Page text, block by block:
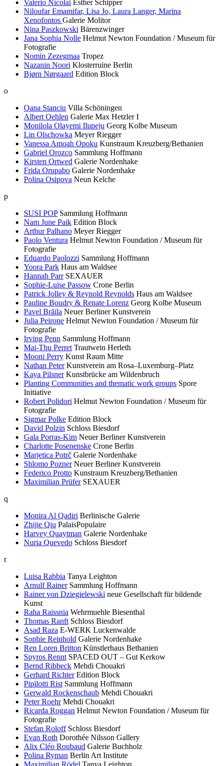
Valerio Nicolai Esther Schipper
Niloufar Emamifar, Lisa Jo, Laura Langer, Marina
Xenofontos Galerie Molitor
Nina Paszkowski Bärenzwinger
Jana Sophia Nolle Helmut Newton Foundation / Museum für
Fotografie
Nomin Zezegmaa Tropez
Nazanin Noori Klosterruine Berlin
Bjørn Nørgaard Edition Block
o
Oana Stanciu Villa Schöningen
Albert Oehlen Galerie Max Hetzler I
Monilola Olayemi Ilupeju Georg Kolbe Museum
Lin Olschowka Meyer Riegger
Vanessa Amoah Opoku Kunstraum Kreuzberg/Bethanien
Gabriel Orozco Sammlung Hoffmann
Kirsten Ortwed Galerie Nordenhake
Frida Orupabo Galerie Nordenhake
Polina Osipova Neun Kelche
p
SUSI POP Sammlung Hoffmann
Nam June Paik Edition Block
Arthur Palhano Meyer Riegger
Paolo Ventura Helmut Newton Foundation / Museum für
Fotografie
Eduardo Paolozzi Sammlung Hoffmann
Yoora Park Haus am Waldsee
Hannah Parr SEXAUER
Sophie-Luise Passow Crone Berlin
Patrick Jolley & Reynold Reynolds Haus am Waldsee
Pauline Boudry & Renate Lorenz Georg Kolbe Museum
Pavel Brăila Neuer Berliner Kunstverein
Julia Peirone Helmut Newton Foundation / Museum für
Fotografie
Irving Penn Sammlung Hoffmann
Mai-Thu Perret Trautwein Herleth
Mooni Perry Kunst Raum Mitte
Nathan Peter Kunstverein am Rosa–Luxemburg–Platz
Kaya Pilsner Kunstbrücke am Wildenbruch
Planting Communities and thematic work groups Spore
Initiative
Robert Polidori Helmut Newton Foundation / Museum für
Fotografie
Sigmar Polke Edition Block
David Polzin Schloss Biesdorf
Gala Porras-Kim Neuer Berliner Kunstverein
Charlotte Posenenske Crone Berlin
Marjetica Potrč Galerie Nordenhake
Shlomo Pozner Neuer Berliner Kunstverein
Federico Protto Kunstraum Kreuzberg/Bethanien
Maximilian Prüfer SEXAUER
q
Monira Al Qadiri Berlinische Galerie
Zhijie Qiu PalaisPopulaire
Harvey Quaytman Galerie Nordenhake
Nuria Quevedo Schloss Biesdorf
r
Luisa Rabbia Tanya Leighton
Arnulf Rainer Sammlung Hoffmann
Rainer von Dziegielewski neue Gesellschaft für bildende
Kunst
Raha Raissnia Wehrmuehle Biesenthal
Thomas Ranft Schloss Biesdorf
Asad Raza E-WERK Luckenwalde
Sophie Reinhold Galerie Nordenhake
Ren Loren Britton Künstlerhaus Bethanien
Spyros Rennt SPACED OUT – Gut Kerkow
Bernd Ribbeck Mehdi Chouakri
Gerhard Richter Edition Block
Pipilotti Rist Sammlung Hoffmann
Gerwald Rockenschaub Mehdi Chouakri
Peter Roehr Mehdi Chouakri
Ricarda Roggan Helmut Newton Foundation / Museum für
Fotografie
Stefan Roloff Schloss Biesdorf
Evan Roth Dorothée Nilsson Gallery
Alix Cléo Roubaud Galerie Buchholz
Polina Ryman Berlin Art Institute
Maximilian Rödel Tanya Leighton